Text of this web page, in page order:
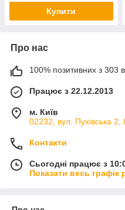
Купити
Про нас
100% позитивних з 303
Працює з 22.12.2013
м. Київ
02232, вул. Пухівська 2,
Контакти
Сьогодні працює з
Показати весь графік